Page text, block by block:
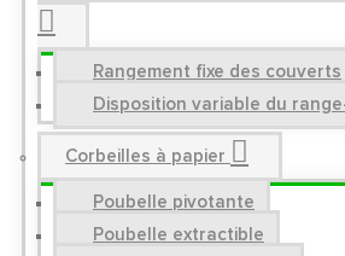
Rangement fixe des couverts
Disposition variable du
Corbeilles à papier
Poubelle pivotante
Poubelle extractible